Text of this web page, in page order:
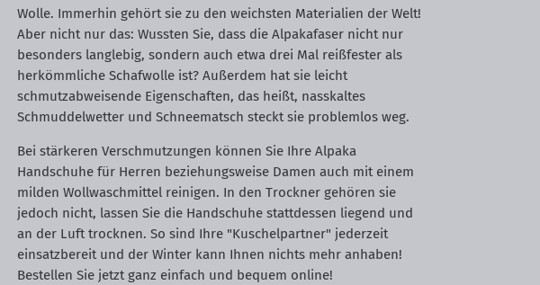
Wolle. Immerhin gehört sie zu den weichsten Materialien der Welt!
Aber nicht nur das: Wussten Sie, dass die Alpakafaser nicht nur
besonders langlebig, sondern auch etwa drei Mal reißfester als
herkömmliche Schafwolle ist? Außerdem hat sie leicht
schmutzabweisende Eigenschaften, das heißt, nasskaltes
Schmuddelwetter und Schneematsch steckt sie problemlos weg.
Bei stärkeren Verschmutzungen können Sie Ihre Alpaka
Handschuhe für Herren beziehungsweise Damen auch mit einem
milden Wollwaschmittel reinigen. In den Trockner gehören sie
jedoch nicht, lassen Sie die Handschuhe stattdessen liegend und
an der Luft trocknen. So sind Ihre "Kuschelpartner" jederzeit
einsatzbereit und der Winter kann Ihnen nichts mehr anhaben!
Bestellen Sie jetzt ganz einfach und bequem online!